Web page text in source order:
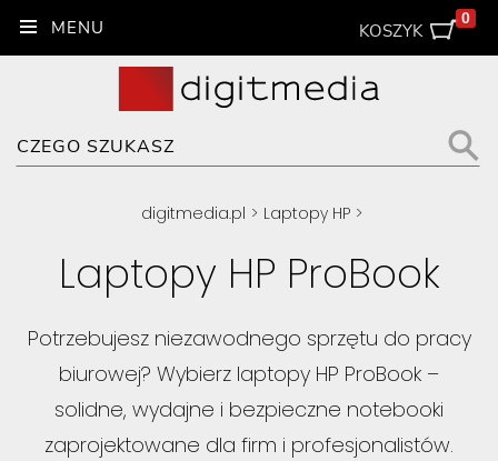
KOSZYK
0
digitmedia.pl > Laptopy HP >
Laptopy HP ProBook
Potrzebujesz niezawodnego sprzętu do pracy
biurowej? Wybierz laptopy HP ProBook –
solidne, wydajne i bezpieczne notebooki
zaprojektowane dla firm i profesjonalistów.